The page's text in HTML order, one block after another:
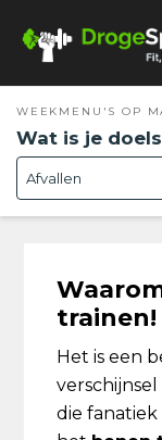
naar
naar
inhoud
naar
sidebar
footer
WEEKMENU'S OP
Wat is je
trainen!
Het is een
die